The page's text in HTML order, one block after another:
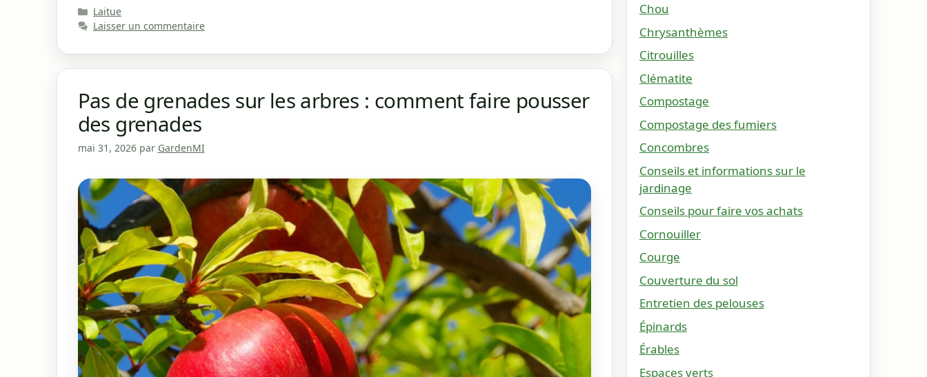
Catégories
Laitue
Laisser un commentaire
Pas de grenades sur les arbres : comment faire pousser
des grenades
mai 31, 2026 par GardenMI
Chou
Chrysanthèmes
Citrouilles
Clématite
Compostage
Compostage des fumiers
Concombres
Conseils et informations sur le
jardinage
Conseils pour faire vos achats
Cornouiller
Courge
Couverture du sol
Entretien des pelouses
Épinards
Érables
Espaces verts